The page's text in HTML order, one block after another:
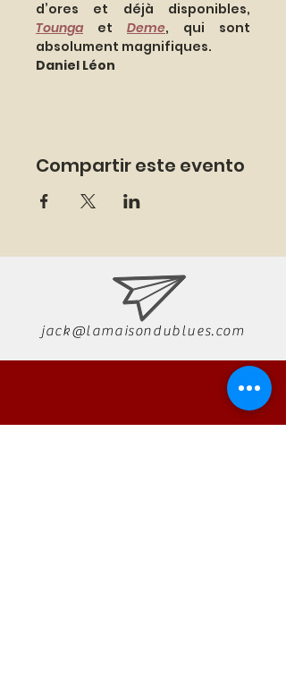
Tounga et Deme, qui sont
absolument magnifiques.
Daniel Léon
Compartir este evento
jack@lamaisondublues.com